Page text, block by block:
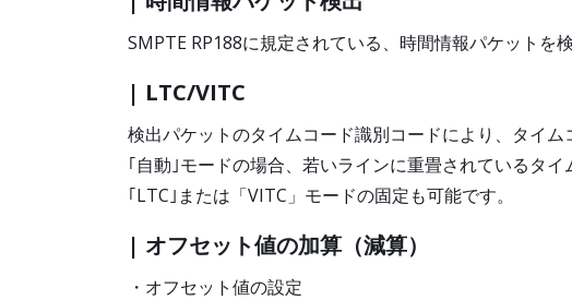
SMPTE RP188に規定されている、時間情報パケットを検
| LTC/VITC
検出パケットのタイムコード識別コードにより、タイム
｢自動｣モードの場合、若いラインに重畳されているタイ
｢LTC｣または「VITC」モードの固定も可能です。
| オフセット値の加算（減算）
・オフセット値の設定